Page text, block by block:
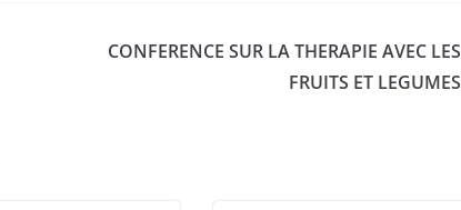
CONFERENCE SUR LA THERAPIE AVEC LES
FRUITS ET LEGUMES